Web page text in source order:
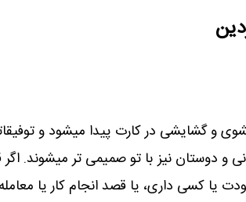
و گشایشی در کارت پیدا میشود و
و دوستان نیز با تو صمیمی تر میشوند.
یا کسی داری، یا قصد انجام کار یا